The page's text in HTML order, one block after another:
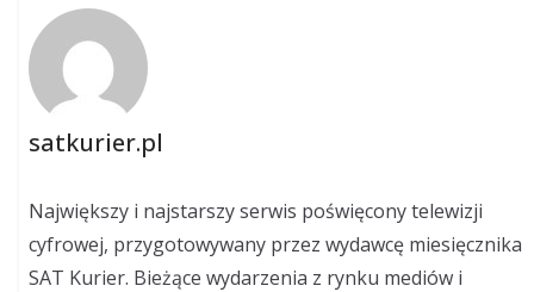
satkurier.pl
Największy i najstarszy serwis poświęcony telewizji
cyfrowej, przygotowywany przez wydawcę miesięcznika
SAT Kurier. Bieżące wydarzenia z rynku mediów i